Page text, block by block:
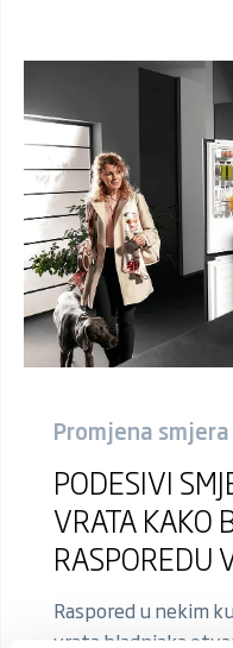
Promjena
PODESIVI
VRATA KAKO
RASPOREDU
Raspored u nekim
vrata hladnjaka